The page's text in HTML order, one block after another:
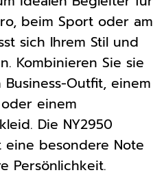
beim Sport oder am
sich Ihrem Stil und
Kombinieren Sie sie
Outfit, einem
einem
Die NY2950
besondere Note
Persönlichkeit.